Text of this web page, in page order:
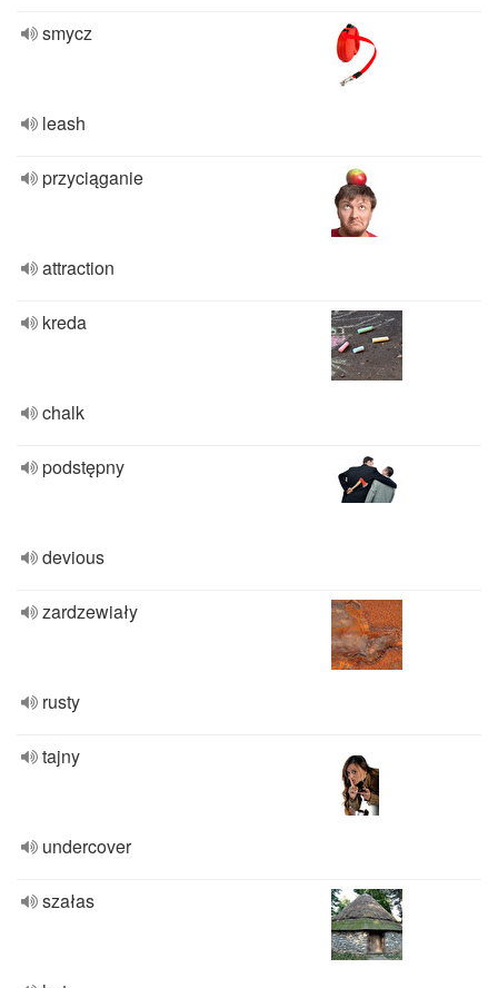
smycz
leash
przyciąganie
attraction
kreda
chalk
podstępny
devious
zardzewiały
rusty
tajny
undercover
szałas